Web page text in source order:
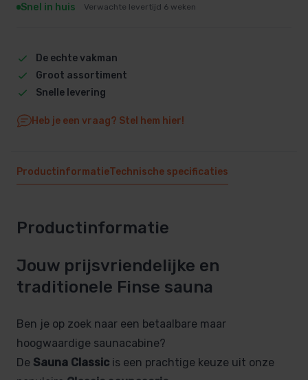
Snel in huis Verwachte levertijd 6 weken
De echte vakman
Groot assortiment
Snelle levering
Heb je een vraag? Stel hem hier!
ProductinformatieTechnische specificaties
Productinformatie
Jouw prijsvriendelijke en
traditionele Finse sauna
Ben je op zoek naar een betaalbare maar
hoogwaardige saunacabine?
De Sauna Classic is een prachtige keuze uit onze